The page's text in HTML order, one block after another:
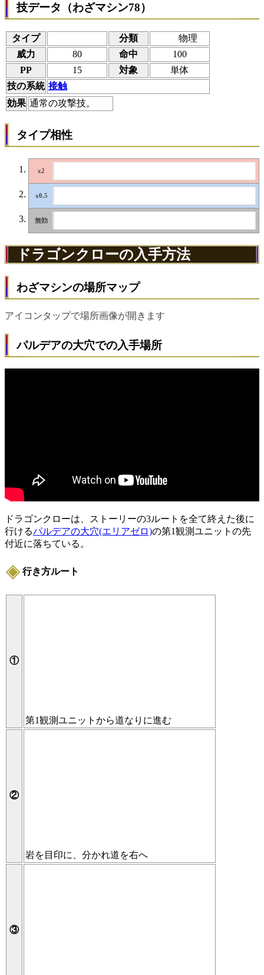
技データ（わざマシン78）
タイプ 分類
物理
威力
80 命中
100
PP
15 対象
単体
技の系統 接触
効果 通常の攻撃技。
タイプ相性
ドラゴンクローの入手方法
わざマシンの場所マップ
アイコンタップで場所画像が開きます
パルデアの大穴での入手場所
ドラゴンクローは、ストーリーの3ルートを全て終えた後に
行けるパルデアの大穴(エリアゼロ)の第1観測ユニットの先
付近に落ちている。
行き方ルート
①
第1観測ユニットから道なりに進む
②
岩を目印に、分かれ道を右へ
③